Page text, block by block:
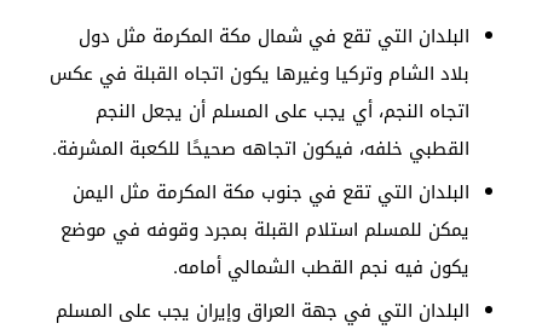
البلدان التي تقع في شمال مكة المكرمة مثل دول
بلاد الشام وتركيا وغيرها يكون اتجاه القبلة في عكس
اتجاه النجم، أي يجب على المسلم أن يجعل النجم
القطبي خلفه، فيكون اتجاهه صحيحًا للكعبة المشرفة.
البلدان التي تقع في جنوب مكة المكرمة مثل اليمن
يمكن للمسلم استلام القبلة بمجرد وقوفه في موضع
يكون فيه نجم القطب الشمالي أمامه.
البلدان التي في جهة العراق وإيران يجب على المسلم